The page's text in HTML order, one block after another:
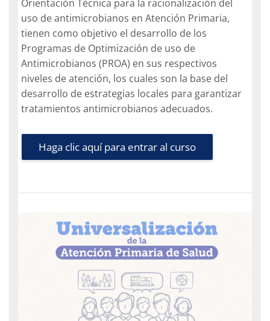
Orientación Técnica para la racionalización del
uso de antimicrobianos en Atención Primaria,
tienen como objetivo el desarrollo de los
Programas de Optimización de uso de
Antimicrobianos (PROA) en sus respectivos
niveles de atención, los cuales son la base del
desarrollo de estrategias locales para garantizar
tratamientos antimicrobianos adecuados.
Haga clic aquí para entrar al curso